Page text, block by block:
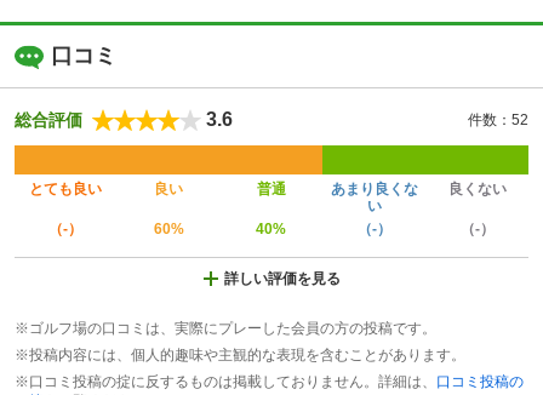
口コミ
総合評価 3.6 件数：52
とても良い 良い 普通
あまり良くな
い
良くない
（-） 60% 40% （-） （-）
詳しい評価を見る
※ゴルフ場の口コミは、実際にプレーした会員の方の投稿です。
※投稿内容には、個人的趣味や主観的な表現を含むことがあります。
※口コミ投稿の掟に反するものは掲載しておりません。詳細は、 口コミ投稿の